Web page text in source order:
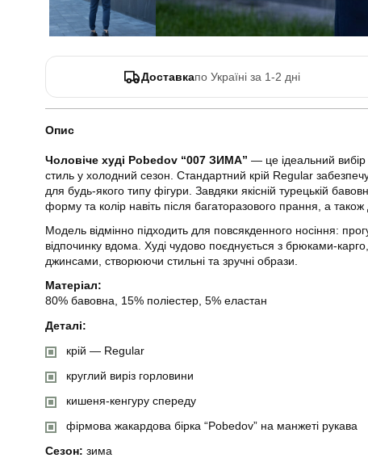
Доставкапо Україні за 1-2 дні
Опис
Чоловіче худі Pobedov “007 ЗИМА” — це ідеальний вибір
стиль у холодний сезон. Стандартний крій Regular
для будь-якого типу фігури. Завдяки якісній турецькій
форму та колір навіть після багаторазового прання, а також
Модель відмінно підходить для повсякденного носіння:
відпочинку вдома. Худі чудово поєднується з брюками-
джинсами, створюючи стильні та зручні образи.
Матеріал:
80% бавовна, 15% поліестер, 5% еластан
Деталі:
крій — Regular
круглий виріз горловини
кишеня-кенгуру спереду
фірмова жакардова бірка “Pobedov” на манжеті рукава
Сезон: зима